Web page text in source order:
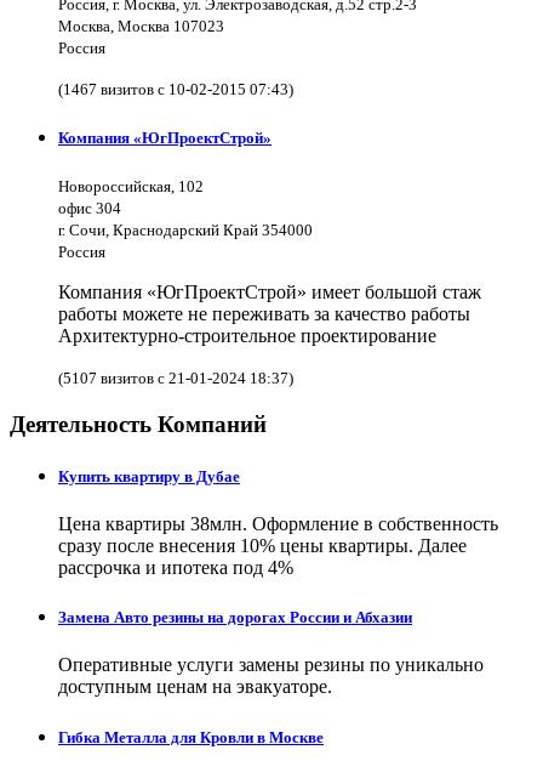
Россия, г. Москва, ул. Электрозаводская, д.52 стр.2-3
Москва, Москва 107023
Россия
(1467 визитов с 10-02-2015 07:43)
Компания «ЮгПроектСтрой»
Новороссийская, 102
офис 304
г. Сочи, Краснодарский Край 354000
Россия
Компания «ЮгПроектСтрой» имеет большой стаж
работы можете не переживать за качество работы
Архитектурно-строительное проектирование
(5107 визитов с 21-01-2024 18:37)
Деятельность Компаний
Купить квартиру в Дубае
Цена квартиры 38млн. Оформление в собственность
сразу после внесения 10% цены квартиры. Далее
рассрочка и ипотека под 4%
Замена Авто резины на дорогах России и Абхазии
Оперативные услуги замены резины по уникально
доступным ценам на эвакуаторе.
Гибка Металла для Кровли в Москве